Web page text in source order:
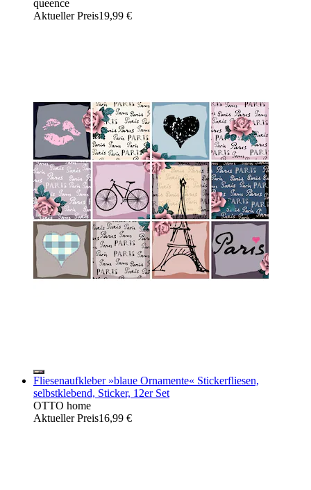
queence
Aktueller Preis19,99 €
Fliesenaufkleber »blaue Ornamente« Stickerfliesen,
selbstklebend, Sticker, 12er Set
OTTO home
Aktueller Preis16,99 €